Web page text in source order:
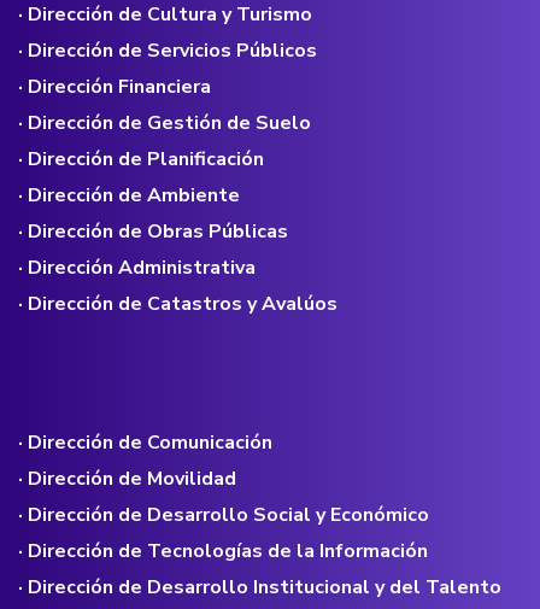
· Dirección de Cultura y Turismo
· Dirección de Servicios Públicos
· Dirección Financiera
· Dirección de Gestión de Suelo
· Dirección de Planificación
· Dirección de Ambiente
· Dirección de Obras Públicas
· Dirección Administrativa
· Dirección de Catastros y Avalúos
· Dirección de Comunicación
· Dirección de Movilidad
· Dirección de Desarrollo Social y Económico
· Dirección de Tecnologías de la Información
· Dirección de Desarrollo Institucional y del Talento